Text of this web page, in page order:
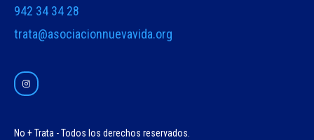
942 34 34 28
trata@asociacionnuevavida.org
No + Trata - Todos los derechos reservados.